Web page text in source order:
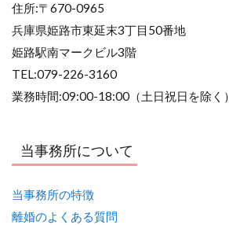
住所:〒670-0965
兵庫県姫路市東延末3丁目50番地
姫路駅南マークビル3階
TEL:079-226-3160
業務時間:09:00-18:00（土日祝日を除く）
当事務所について
当事務所の特徴
離婚のよくある質問